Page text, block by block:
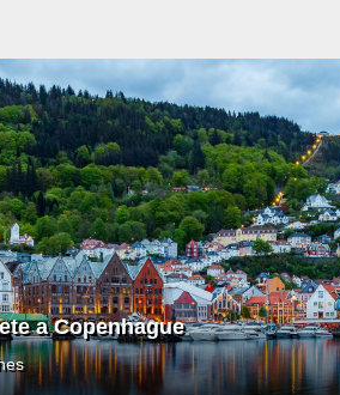
Paquete a Londres
21 noches